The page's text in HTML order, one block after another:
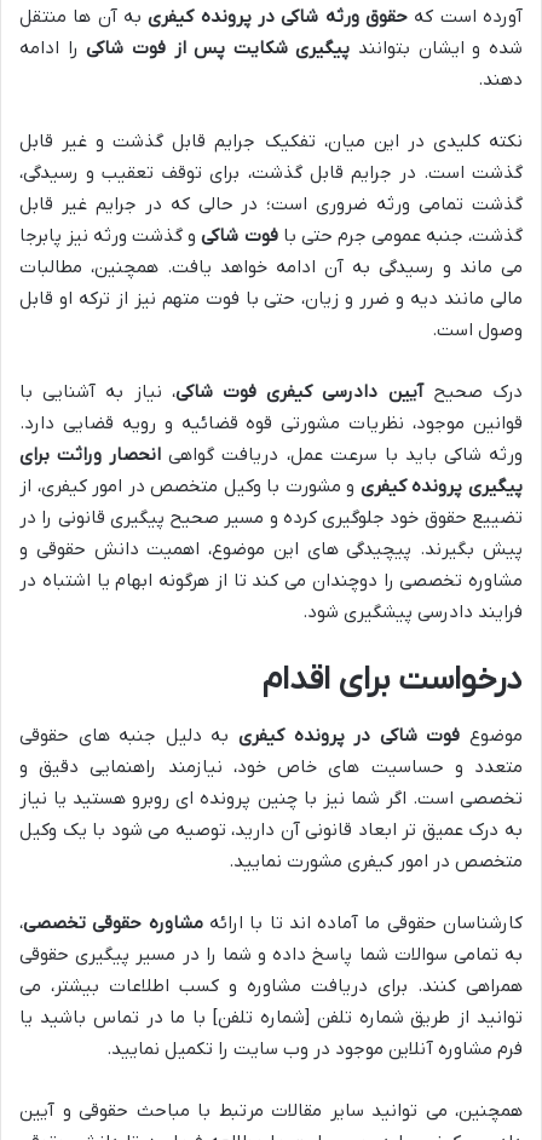
آورده است که حقوق ورثه شاکی در پرونده کیفریبه آن ها منتقل
شده و ایشان بتوانند پیگیری شکایت پس از فوت شاکیرا ادامه
دهند.
نکته کلیدی در این میان، تفکیک جرایم قابل گذشت و غیر قابل
گذشت است. در جرایم قابل گذشت، برای توقف تعقیب و رسیدگی،
گذشت تمامی ورثه ضروری است؛ در حالی که در جرایم غیر قابل
گذشت، جنبه عمومی جرم حتی بافوت شاکیو گذشت ورثه نیز پابرجا
می ماند و رسیدگی به آن ادامه خواهد یافت. همچنین، مطالبات
مالی مانند دیه و ضرر و زیان، حتی با فوت متهم نیز از ترکه او قابل
وصول است.
درک صحیحآیین دادرسی کیفری فوت شاکی، نیاز به آشنایی با
قوانین موجود، نظریات مشورتی قوه قضائیه و رویه قضایی دارد.
ورثه شاکی باید با سرعت عمل، دریافت گواهی انحصار وراثت برای
پیگیری پرونده کیفری و مشورت با وکیل متخصص در امور کیفری، از
تضییع حقوق خود جلوگیری کرده و مسیر صحیح پیگیری قانونی را در
پیش بگیرند. پیچیدگی های این موضوع، اهمیت دانش حقوقی و
مشاوره تخصصی را دوچندان می کند تا از هرگونه ابهام یا اشتباه در
فرایند دادرسی پیشگیری شود.
درخواست برای اقدام
موضوع فوت شاکی در پرونده کیفری به دلیل جنبه های حقوقی
متعدد و حساسیت های خاص خود، نیازمند راهنمایی دقیق و
تخصصی است. اگر شما نیز با چنین پرونده ای روبرو هستید یا نیاز
به درک عمیق تر ابعاد قانونی آن دارید، توصیه می شود با یک وکیل
متخصص در امور کیفری مشورت نمایید.
کارشناسان حقوقی ما آماده اند تا با ارائهمشاوره حقوقی تخصصی،
به تمامی سوالات شما پاسخ داده و شما را در مسیر پیگیری حقوقی
همراهی کنند. برای دریافت مشاوره و کسب اطلاعات بیشتر، می
توانید از طریق شماره تلفن [شماره تلفن] با ما در تماس باشید یا
فرم مشاوره آنلاین موجود در وب سایت را تکمیل نمایید.
همچنین، می توانید سایر مقالات مرتبط با مباحث حقوقی و آیین